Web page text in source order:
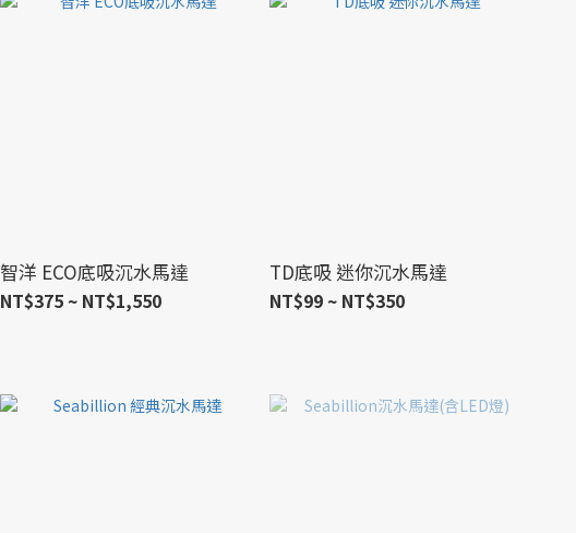
智洋 ECO底吸沉水馬達
NT$375 ~ NT$1,550
TD底吸 迷你沉水馬達
NT$99 ~ NT$350